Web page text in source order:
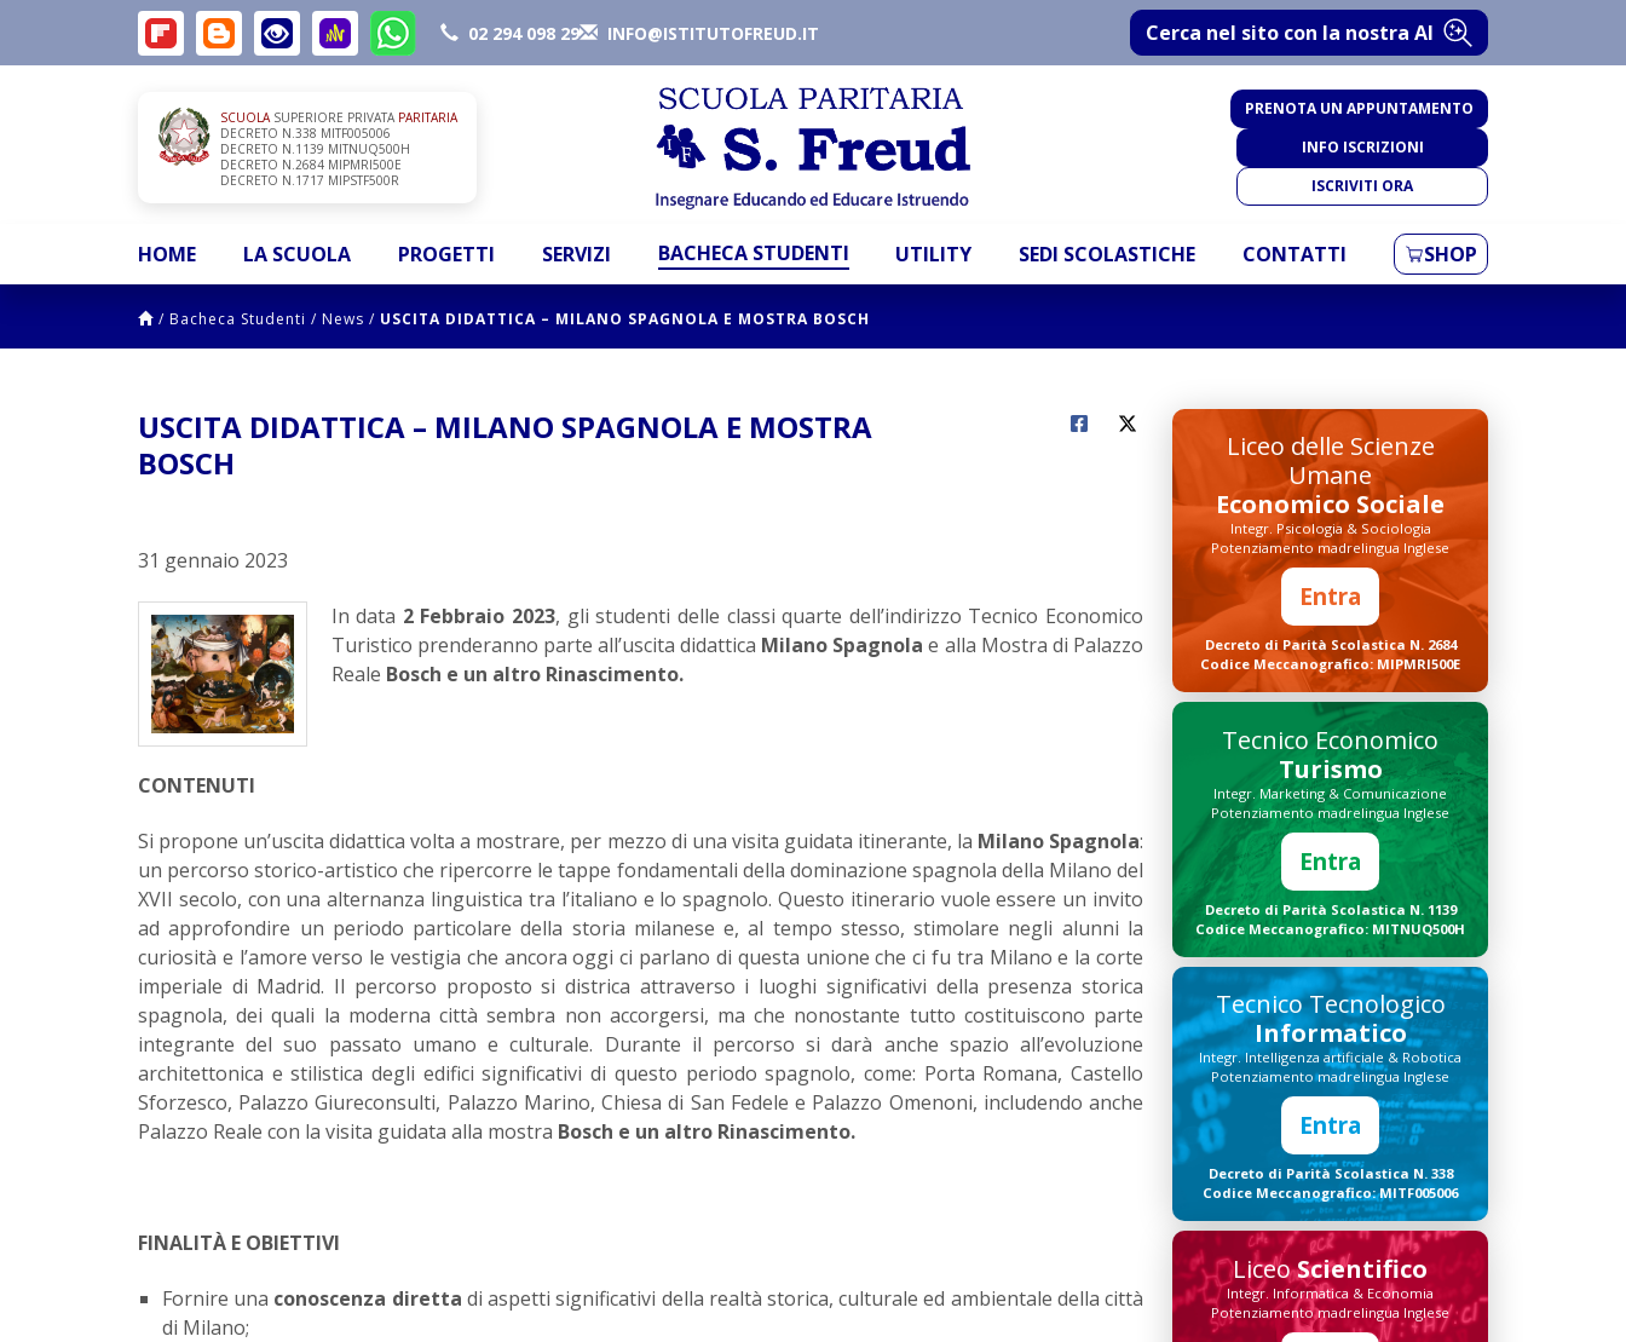
02 294 098 29 INFO@ISTITUTOFREUD.IT Cerca nel sito con la nostra AI
SCUOLASUPERIORE PRIVATA PARITARIA
DECRETO N.338 MITF005006
DECRETO N.1139 MITNUQ500H
DECRETO N.2684 MIPMRI500E
DECRETO N.1717 MIPSTF500R
PRENOTA UN APPUNTAMENTO
INFO ISCRIZIONI
ISCRIVITI ORA
HOME LA SCUOLA PROGETTI SERVIZI BACHECA STUDENTI UTILITY SEDI SCOLASTICHE CONTATTI SHOP
/ Bacheca Studenti / News / USCITA DIDATTICA – MILANO SPAGNOLA E MOSTRA BOSCH
USCITA DIDATTICA – MILANO SPAGNOLA E MOSTRA
BOSCH
31 gennaio 2023
In data 2 Febbraio 2023, gli studenti delle classi quarte dell’indirizzo Tecnico Economico
Turistico prenderanno parte all’uscita didattica Milano Spagnola e alla Mostra di Palazzo
Reale Bosch e un altro Rinascimento.
CONTENUTI
Si propone un’uscita didattica volta a mostrare, per mezzo di una visita guidata itinerante, la Milano Spagnola:
un percorso storico-artistico che ripercorre le tappe fondamentali della dominazione spagnola della Milano del
XVII secolo, con una alternanza linguistica tra l’italiano e lo spagnolo. Questo itinerario vuole essere un invito
ad approfondire un periodo particolare della storia milanese e, al tempo stesso, stimolare negli alunni la
curiosità e l’amore verso le vestigia che ancora oggi ci parlano di questa unione che ci fu tra Milano e la corte
imperiale di Madrid. Il percorso proposto si districa attraverso i luoghi significativi della presenza storica
spagnola, dei quali la moderna città sembra non accorgersi, ma che nonostante tutto costituiscono parte
integrante del suo passato umano e culturale. Durante il percorso si darà anche spazio all’evoluzione
architettonica e stilistica degli edifici significativi di questo periodo spagnolo, come: Porta Romana, Castello
Sforzesco, Palazzo Giureconsulti, Palazzo Marino, Chiesa di San Fedele e Palazzo Omenoni, includendo anche
Palazzo Reale con la visita guidata alla mostra Bosch e un altro Rinascimento.
FINALITÀ E OBIETTIVI
Fornire una conoscenza diretta di aspetti significativi della realtà storica, culturale ed ambientale della città
di Milano;
Liceo delle Scienze
Umane
Economico Sociale
Integr. Psicologia & Sociologia
Potenziamento madrelingua Inglese
Entra
Decreto di Parità Scolastica N. 2684
Codice Meccanografico: MIPMRI500E
Tecnico Economico
Turismo
Integr. Marketing & Comunicazione
Potenziamento madrelingua Inglese
Entra
Decreto di Parità Scolastica N. 1139
Codice Meccanografico: MITNUQ500H
Tecnico Tecnologico
Informatico
Integr. Intelligenza artificiale & Robotica
Potenziamento madrelingua Inglese
Entra
Decreto di Parità Scolastica N. 338
Codice Meccanografico: MITF005006
LiceoScientifico
Integr. Informatica & Economia
Potenziamento madrelingua Inglese